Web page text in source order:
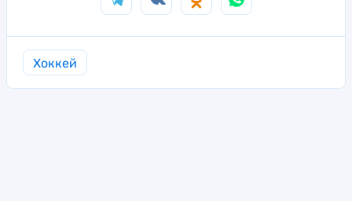
Хоккей